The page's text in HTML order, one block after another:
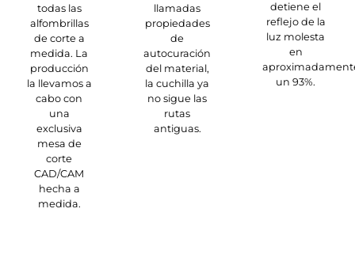
todas las
alfombrillas
de corte a
medida. La
producción
la llevamos a
cabo con
una
exclusiva
mesa de
corte
CAD/CAM
hecha a
medida.
llamadas
propiedades
de
autocuración
del material,
la cuchilla ya
no sigue las
rutas
antiguas.
detiene el
reflejo de la
luz molesta
en
un 93%.